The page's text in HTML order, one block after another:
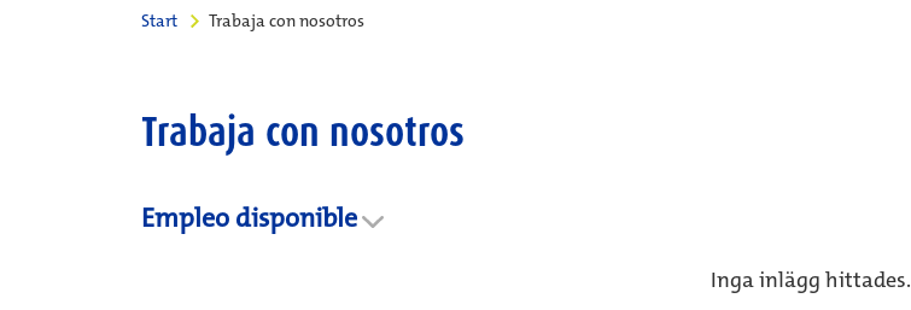
Start Trabaja con nosotros
Trabaja con nosotros
Empleo disponible
Inga inlägg hittades.